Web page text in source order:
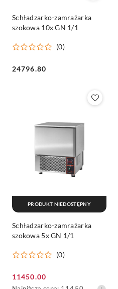
Schładzarko-zamrażarka
szokowa 10x GN 1/1
(0)
Cena:
24796.80
Schładzarko-zamrażarka
szokowa 5x GN 1/1
(0)
Cena
11450.00
PRODUKT NIEDOSTĘPNY